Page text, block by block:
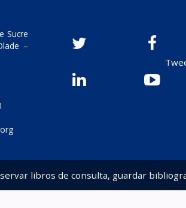
Sucre
–
libros de consulta, guardar